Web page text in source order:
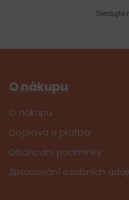
Sledujte
O nákupu
O nákupu
Doprava a platba
Obchodní podmínky
Zpracování osobních